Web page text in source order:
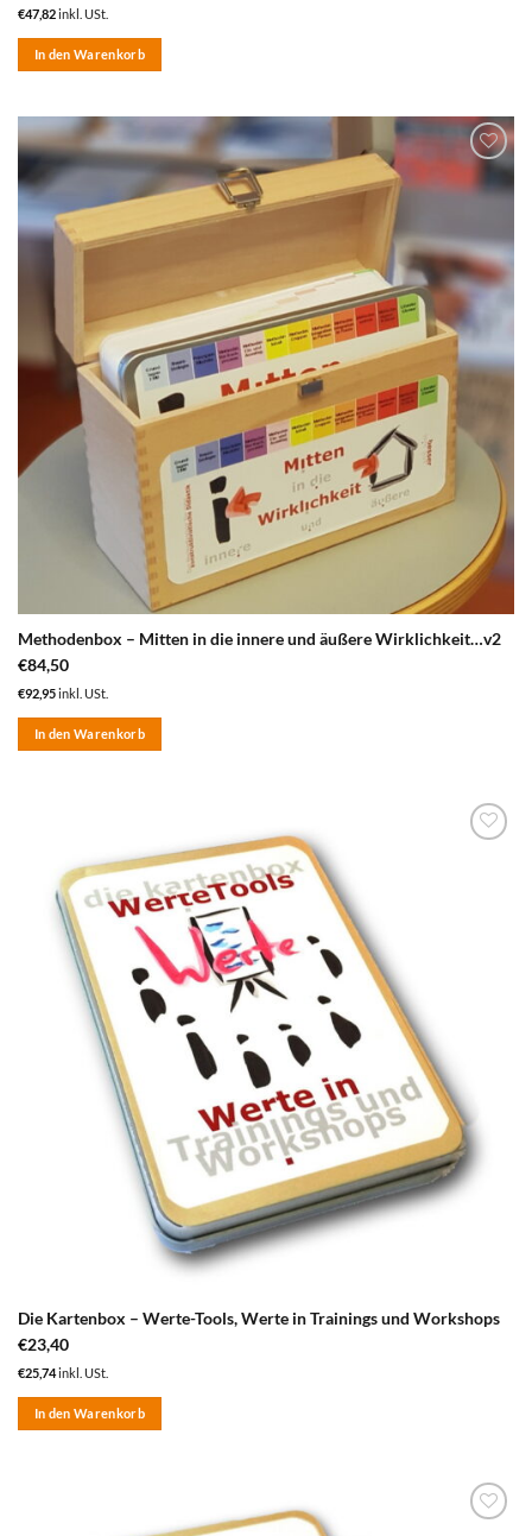
€47,82inkl. USt.
In den Warenkorb
Merkzettel
Methodenbox – Mitten in die innere und äußere Wirklichkeit…v2
€84,50
€92,95inkl. USt.
In den Warenkorb
Die Kartenbox – Werte-Tools, Werte in Trainings und Workshops
€23,40
€25,74inkl. USt.
In den Warenkorb